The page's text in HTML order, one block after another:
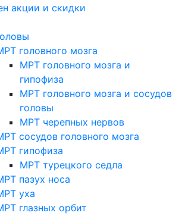
акции и скидки
головного мозга
МРТ головного мозга и
гипофиза
МРТ головного мозга и сосудов
головы
МРТ черепных нервов
сосудов головного мозга
гипофиза
МРТ турецкого седла
пазух носа
уха
глазных орбит